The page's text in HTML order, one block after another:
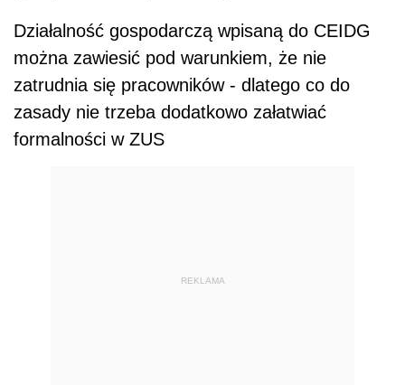
Działalność gospodarczą wpisaną do CEIDG
można zawiesić pod warunkiem, że nie
zatrudnia się pracowników - dlatego co do
zasady nie trzeba dodatkowo załatwiać
formalności w ZUS
REKLAMA